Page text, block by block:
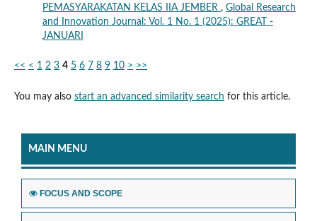
PEMASYARAKATAN KELAS IIA JEMBER , Global Research
and Innovation Journal: Vol. 1 No. 1 (2025): GREAT -
JANUARI
<< < 1 2 3 4 5 6 7 8 9 10 > >>
You may also start an advanced similarity search for this article.
MAIN MENU
FOCUS AND SCOPE